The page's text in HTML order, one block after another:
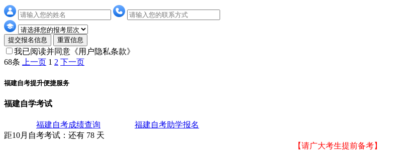
提交报名信息 重置信息
我已阅读并同意 《用户隐私条款》
68条
上一页 1 2 下一页
福建自考提升便捷服务
福建自学考试
福建自考成绩查询
福建自考助学报名
距10月 自考考试 ：还有 78 天
【请广大考生提前备考】